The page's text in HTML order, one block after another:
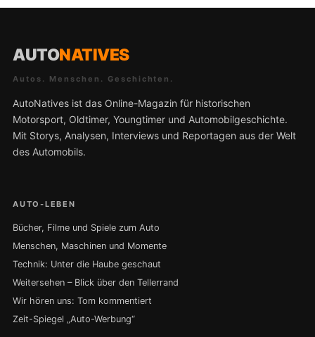
AUTONATIVES
Autos. Menschen. Geschichten.
AutoNatives ist das Online-Magazin für historischen
Motorsport, Oldtimer, Youngtimer und Automobilgeschichte.
Mit Storys, Analysen, Interviews und Reportagen aus der Welt
des Automobils.
AUTO-LEBEN
Bücher, Filme und Spiele zum Auto
Menschen, Maschinen und Momente
Technik: Unter die Haube geschaut
Weitersehen – Blick über den Tellerrand
Wir hören uns: Tom kommentiert
Zeit-Spiegel „Auto-Werbung“